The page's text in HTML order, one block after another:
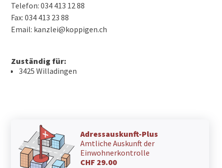
Telefon: 034 413 12 88
Fax: 034 413 23 88
Email: kanzlei@koppigen.ch
Zuständig für:
3425 Willadingen
Adressauskunft-Plus
Amtliche Auskunft der
Einwohnerkontrolle
CHF 29.00